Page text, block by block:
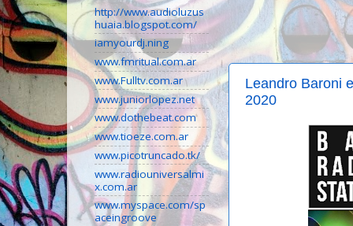
Leandro Baroni
2020
http://www.audioluzus
huaia.blogspot.com/
iamyourdj.ning
www.fmritual.com.ar
www.Fulltv.com.ar
www.juniorlopez.net
www.dothebeat.com
www.tioeze.com.ar
www.picotruncado.tk/
www.radiouniversalmi
x.com.ar
www.myspace.com/sp
aceingroove